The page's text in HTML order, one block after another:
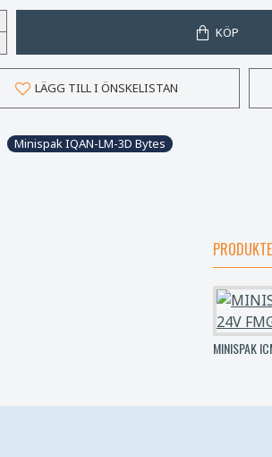
KÖP
LÄGG TILL I ÖNSKELISTAN
Minispak IQAN-LM-3D Bytes
MINISPAK